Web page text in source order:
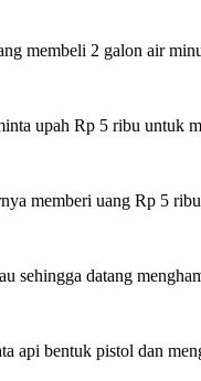
membeli 2 galon air
upah Rp 5 ribu untuk
memberi uang Rp 5
sehingga datang
api bentuk pistol dan